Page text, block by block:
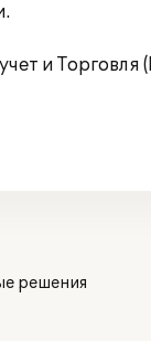
и Торговля
решения